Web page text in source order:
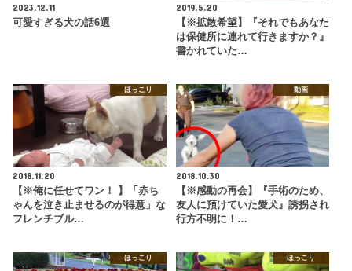
2023.12.11
可愛すぎる犬の話6選
2019.5.20
【※拡散希望】『それでもあなた
は保健所に連れて行きますか？』
書かれていた…
ほっこり
2018.11.20
【※俺に任せてワン！ 】「赤ち
ゃんを泣き止ませるのが得意」な
フレンチブル…
動画
2018.10.30
【※感動の再会】『手術のため、
友人に預けていた愛犬』誘拐され
行方不明に！…
ほっこり ほっこり